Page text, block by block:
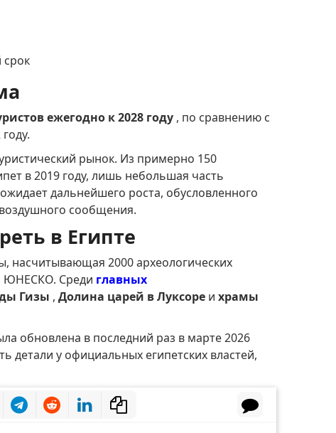
ежегодно к 2028 году , по сравнению с
рынок. Из примерно 150
в 2019 году, лишь небольшая часть
дальнейшего роста, обусловленного
сообщения.
в Египте
насчитывающая 2000 археологических
ЮНЕСКО. Среди главных
Гизы , Долина царей в Луксоре и храмы
обновлена ​​в последний раз в марте 2026
детали у официальных египетских властей,